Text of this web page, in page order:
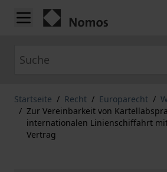
Zum Inhalt springen
Startseite / Recht / Europarecht /
/ Zur Vereinbarkeit von
internationalen Linienschiffahrt
Vertrag